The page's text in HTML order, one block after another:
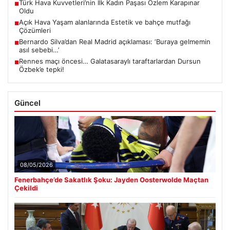
■Türk Hava Kuvvetleri’nin İlk Kadın Paşası Özlem Karapınar
Oldu
■Açık Hava Yaşam alanlarında Estetik ve bahçe mutfağı
Çözümleri
■Bernardo Silva’dan Real Madrid açıklaması: ‘Buraya gelmemin
asıl sebebi…’
■Rennes maçı öncesi… Galatasaraylı taraftarlardan Dursun
Özbek’e tepki!
Güncel
08/05/2026
Fenerbahçe’de Sakatlık Şoku: Jayden Oosterwolde Maçtan
Çekildi